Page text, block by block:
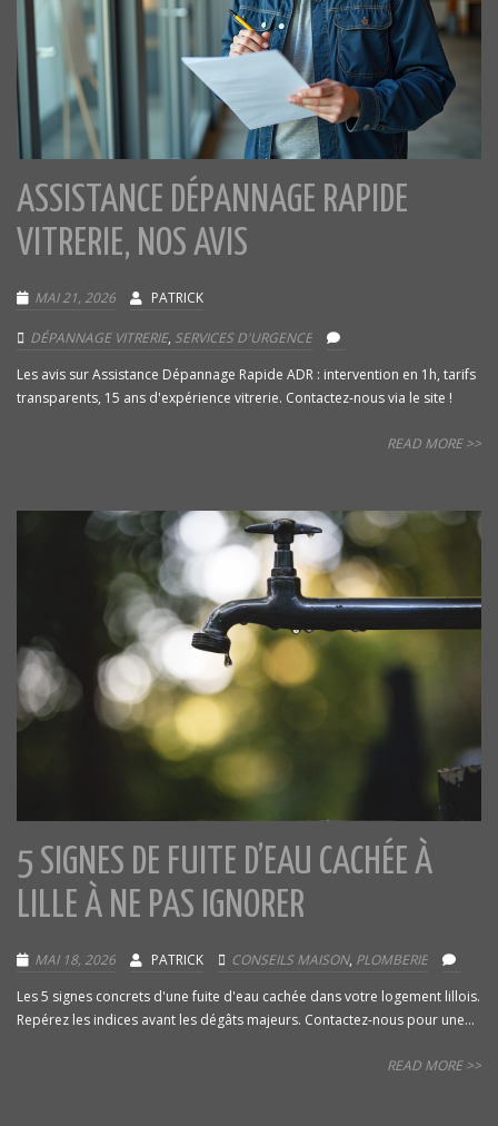
ASSISTANCE DÉPANNAGE RAPIDE
VITRERIE, NOS AVIS
MAI 21, 2026 PATRICK
DÉPANNAGE VITRERIE, SERVICES D'URGENCE
Les avis sur Assistance Dépannage Rapide ADR : intervention en 1h, tarifs
transparents, 15 ans d'expérience vitrerie. Contactez-nous via le site !
READ MORE >>
5 SIGNES DE FUITE D’EAU CACHÉE À
LILLE À NE PAS IGNORER
MAI 18, 2026 PATRICK CONSEILS MAISON, PLOMBERIE
Les 5 signes concrets d'une fuite d'eau cachée dans votre logement lillois.
Repérez les indices avant les dégâts majeurs. Contactez-nous pour une...
READ MORE >>